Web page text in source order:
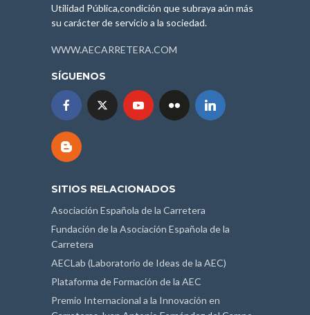
Utilidad Pública,condición que subraya aún más
su carácter de servicio a la sociedad.
WWW.AECARRETERA.COM
SÍGUENOS
SITIOS RELACIONADOS
Asociación Española de la Carretera
Fundación de la Asociación Española de la
Carretera
AECLab (Laboratorio de Ideas de la AEC)
Plataforma de Formación de la AEC
Premio Internacional a la Innovación en